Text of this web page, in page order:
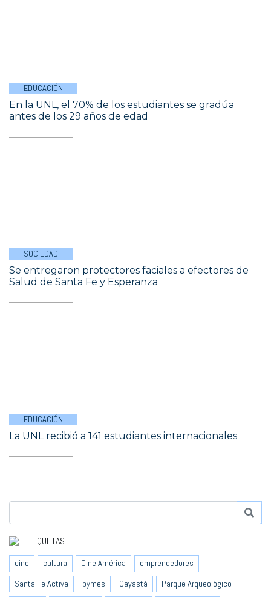
EDUCACIÓN
En la UNL, el 70% de los estudiantes se gradúa
antes de los 29 años de edad
SOCIEDAD
Se entregaron protectores faciales a efectores de
Salud de Santa Fe y Esperanza
EDUCACIÓN
La UNL recibió a 141 estudiantes internacionales
ETIQUETAS
cine cultura Cine América
emprendedores
Santa Fe Activa
pymes Cayastá
Parque Arqueológico